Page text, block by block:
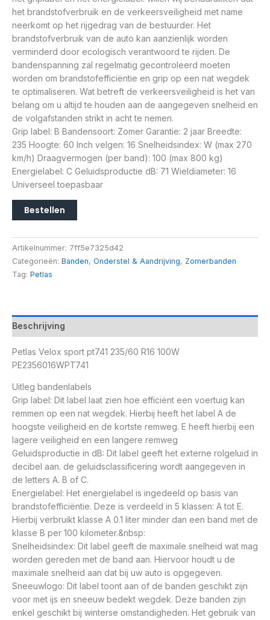
het brandstofverbruik en de verkeersveiligheid met name
neerkomt op het rijgedrag van de bestuurder. Het
brandstofverbruik van de auto kan aanzienlijk worden
verminderd door ecologisch verantwoord te rijden. De
bandenspanning zal regelmatig gecontroleerd moeten
worden om brandstofefficiëntie en grip op een nat wegdek
te optimaliseren. Wat betreft de verkeersveiligheid is het van
belang om u altijd te houden aan de aangegeven snelheid en
de volgafstanden strikt in acht te nemen.
Grip label: B Bandensoort: Zomer Garantie: 2 jaar Breedte:
235 Hoogte: 60 Inch velgen: 16 Snelheidsindex: W (max 270
km/h) Draagvermogen (per band): 100 (max 800 kg)
Energielabel: C Geluidsproductie dB: 71 Wieldiameter: 16
Universeel toepasbaar
Bestellen
Artikelnummer: 7ff5e7325d42
Categorieën: Banden, Onderstel & Aandrijving, Zomerbanden
Tag: Petlas
Beschrijving
Petlas Velox sport pt741 235/60 R16 100W
PE2356016WPT741
Uitleg bandenlabels
Grip label: Dit label laat zien hoe efficiënt een voertuig kan
remmen op een nat wegdek. Hierbij heeft het label A de
hoogste veiligheid en de kortste remweg. E heeft hierbij een
lagere veiligheid en een langere remweg
Geluidsproductie in dB: Dit label geeft het externe rolgeluid in
decibel aan. de geluidsclassificering wordt aangegeven in
de letters A. B of C.
Energielabel: Het energielabel is ingedeeld op basis van
brandstofefficiëntie. Deze is verdeeld in 5 klassen: A tot E.
Hierbij verbruikt klasse A 0.1 liter minder dan een band met de
klasse B per 100 kilometer.&nbsp:
Snelheidsindex: Dit label geeft de maximale snelheid wat mag
worden gereden met de band aan. Hiervoor houdt u de
maximale snelheid aan dat bij uw auto is opgegeven.
Sneeuwlogo: Dit label toont aan of de banden geschikt zijn
voor met ijs en sneeuw bedekt wegdek. Deze banden zijn
enkel geschikt bij winterse omstandigheden. Het gebruik van